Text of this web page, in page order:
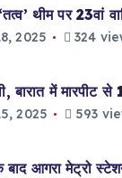
पर 23वां
2025 324
में मारपीट से 1
2025 593
मेट्रो स्टेशन